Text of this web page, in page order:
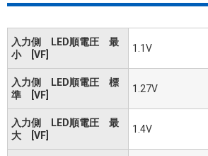
入力側 LED順電圧 最
小 [VF]
1.1V
入力側 LED順電圧 標
準 [VF]
1.27V
入力側 LED順電圧 最
大 [VF]
1.4V